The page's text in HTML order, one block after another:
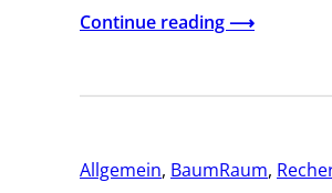
Continue reading ⟶
Allgemein, BaumRaum,